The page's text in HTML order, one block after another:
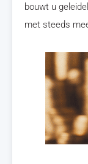
bouwt u
met steeds